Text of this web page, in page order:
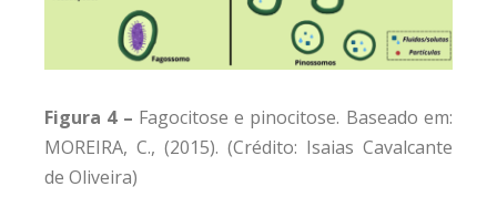
Figura 4 – Fagocitose e pinocitose. Baseado em:
MOREIRA, C., (2015). (Crédito: Isaias Cavalcante
de Oliveira)